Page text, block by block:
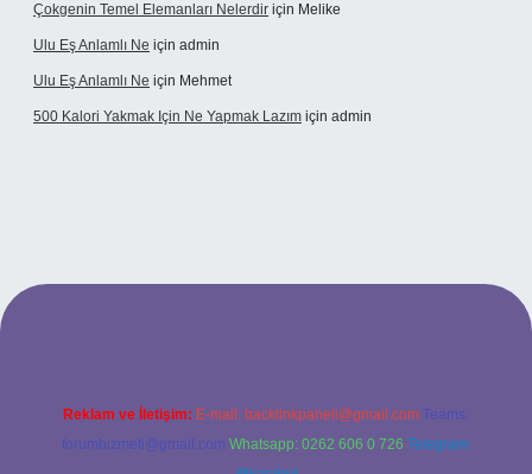
Çokgenin Temel Elemanları Nelerdir için Melike
Ulu Eş Anlamlı Ne için admin
Ulu Eş Anlamlı Ne için Mehmet
500 Kalori Yakmak Için Ne Yapmak Lazım için admin
giriş adresi
Reklam ve İletişim: E-mail: backlinkpaneli@gmail.com Teams:
forumhizmeti@gmail.com Whatsapp: 0262 606 0 726 Telegram: